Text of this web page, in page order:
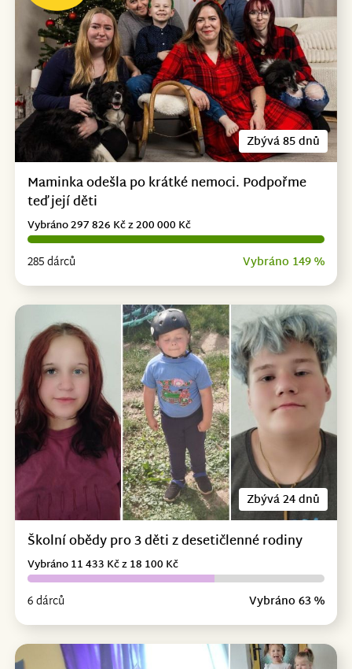
Zbývá 85 dnů
Maminka odešla po krátké nemoci. Podpořme
teď její děti
285 dárců Vybráno 149 %
Vybráno 297 826 Kč z 200 000 Kč
Zbývá 24 dnů
Školní obědy pro 3 děti z desetičlenné rodiny
6 dárců Vybráno 63 %
Vybráno 11 433 Kč z 18 100 Kč